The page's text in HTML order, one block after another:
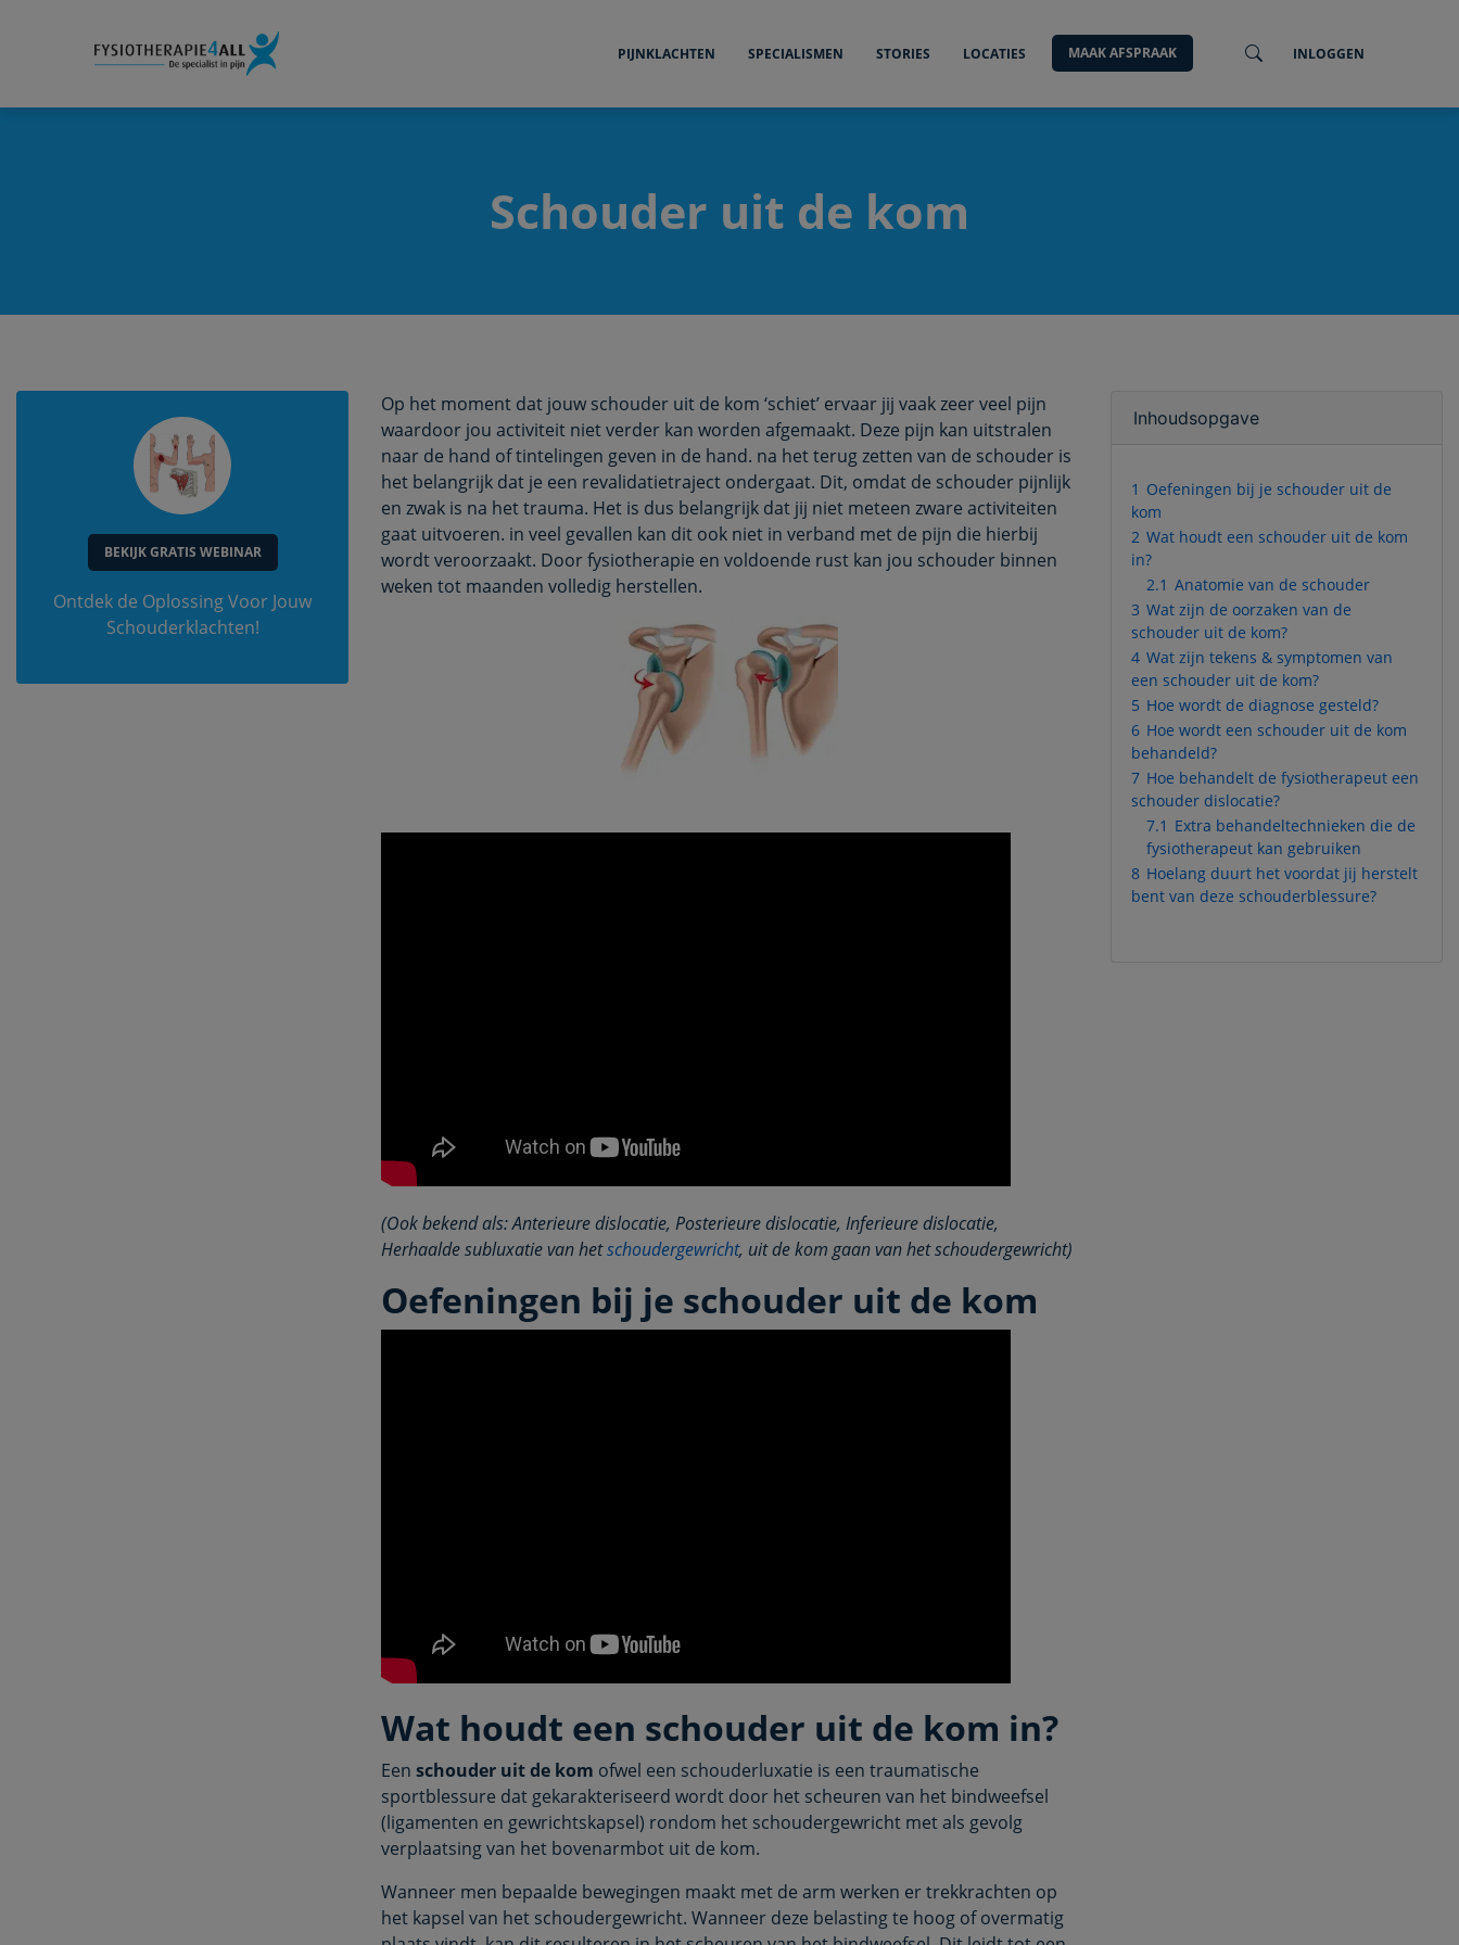
PIJNKLACHTEN SPECIALISMEN STORIES LOCATIES MAAK AFSPRAAK INLOGGEN
Schouder uit de kom
BEKIJK GRATIS WEBINAR
Ontdek de Oplossing Voor Jouw
Schouderklachten!
Op het moment dat jouw schouder uit de kom ‘schiet’ ervaar jij vaak zeer veel pijn
waardoor jou activiteit niet verder kan worden afgemaakt. Deze pijn kan uitstralen
naar de hand of tintelingen geven in de hand. na het terug zetten van de schouder is
het belangrijk dat je een revalidatietraject ondergaat. Dit, omdat de schouder pijnlijk
en zwak is na het trauma. Het is dus belangrijk dat jij niet meteen zware activiteiten
gaat uitvoeren. in veel gevallen kan dit ook niet in verband met de pijn die hierbij
wordt veroorzaakt. Door fysiotherapie en voldoende rust kan jou schouder binnen
weken tot maanden volledig herstellen.
(Ook bekend als: Anterieure dislocatie, Posterieure dislocatie, Inferieure dislocatie,
Herhaalde subluxatie van hetschoudergewricht, uit de kom gaan van het schoudergewricht)
Oefeningen bij je schouder uit de kom
Wat houdt een schouder uit de kom in?
Een schouder uit de kom ofwel een schouderluxatie is een traumatische
sportblessure dat gekarakteriseerd wordt door het scheuren van het bindweefsel
(ligamenten en gewrichtskapsel) rondom het schoudergewricht met als gevolg
verplaatsing van het bovenarmbot uit de kom.
Wanneer men bepaalde bewegingen maakt met de arm werken er trekkrachten op
het kapsel van het schoudergewricht. Wanneer deze belasting te hoog of overmatig
Inhoudsopgave
1 Oefeningen bij je schouder uit de
kom
2 Wat houdt een schouder uit de kom
in?
2.1 Anatomie van de schouder
3 Wat zijn de oorzaken van de
schouder uit de kom?
4 Wat zijn tekens & symptomen van
een schouder uit de kom?
5 Hoe wordt de diagnose gesteld?
6 Hoe wordt een schouder uit de kom
behandeld?
7 Hoe behandelt de fysiotherapeut een
schouder dislocatie?
7.1 Extra behandeltechnieken die de
fysiotherapeut kan gebruiken
8 Hoelang duurt het voordat jij herstelt
bent van deze schouderblessure?